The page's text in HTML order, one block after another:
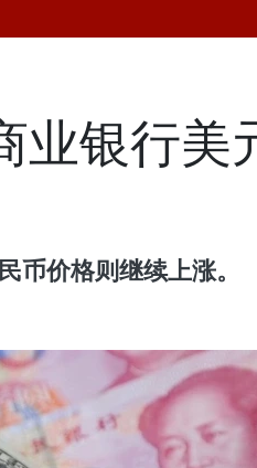
业银行美
币价格则继续上涨。